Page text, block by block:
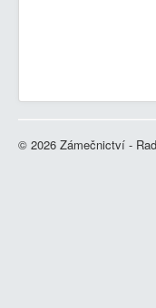
© 2026 Zámečnictví -